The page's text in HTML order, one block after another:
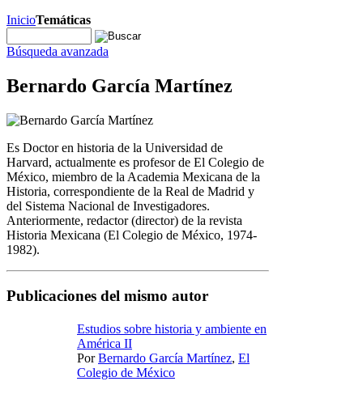
InicioTemáticas
Búsqueda avanzada
Bernardo García Martínez
Es Doctor en historia de la Universidad de
Harvard, actualmente es profesor de El Colegio de
México, miembro de la Academia Mexicana de la
Historia, correspondiente de la Real de Madrid y
del Sistema Nacional de Investigadores.
Anteriormente, redactor (director) de la revista
Historia Mexicana (El Colegio de México, 1974-
1982).
Publicaciones del mismo autor
Estudios sobre historia y ambiente en
América II
PorBernardo García Martínez, El
Colegio de México